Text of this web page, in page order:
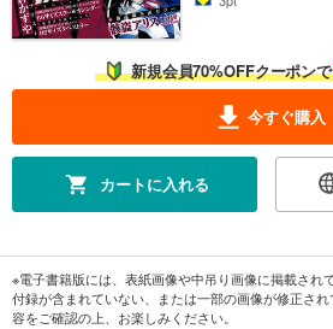
新規会員70%OFFクーポンで
今すぐ購入
カートに入れる
※電子書籍版には、表紙画像や中吊り画像に掲載され
付録が含まれていない、または一部の画像が修正さ
容をご確認の上、お楽しみください。